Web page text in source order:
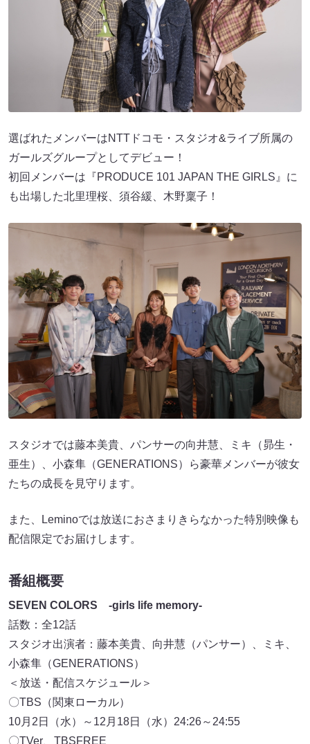
選ばれたメンバーはNTTドコモ・スタジオ&ライブ所属の
ガールズグループとしてデビュー！
初回メンバーは『PRODUCE 101 JAPAN THE GIRLS』に
も出場した北里理桜、須谷緩、木野稟子！
スタジオでは藤本美貴、パンサーの向井慧、ミキ（昴生・
亜生）、小森隼（GENERATIONS）ら豪華メンバーが彼女
たちの成長を見守ります。
また、Leminoでは放送におさまりきらなかった特別映像も
配信限定でお届けします。
番組概要
SEVEN COLORS -girls life memory-
話数：全12話
スタジオ出演者：藤本美貴、向井慧（パンサー）、ミキ、
小森隼（GENERATIONS）
＜放送・配信スケジュール＞
〇TBS（関東ローカル）
10月2日（水）～12月18日（水）24:26～24:55
〇TVer、TBSFREE